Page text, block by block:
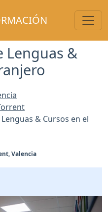
Lenguas &
& Cursos en el
Valencia